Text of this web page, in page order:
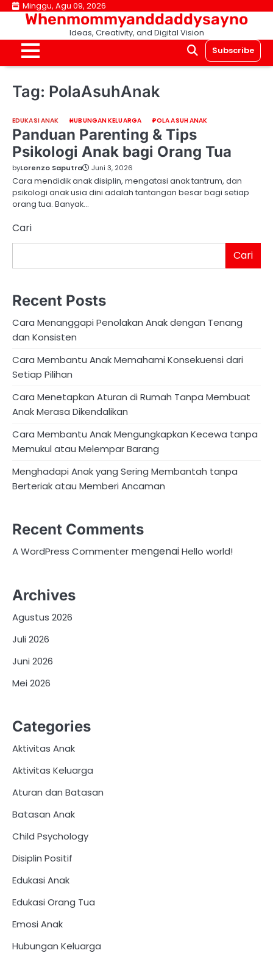
Skip Minggu, Agu 09, 2026
Whenmommyanddaddysayno
Ideas, Creativity, and Digital Vision
Subscribe
Tag: PolaAsuhAnak
EDUKASI ANAK HUBUNGAN KELUARGA POLA ASUH ANAK
Panduan Parenting & Tips
Psikologi Anak bagi Orang Tua
byLorenzo Saputra Juni 3, 2026
Cara mendidik anak disiplin, mengatasi anak tantrum, dan
psikologi anak usia dini adalah tantangan besar bagi setiap
orang tua. Banyak…
Cari
Cari
Recent Posts
Cara Menanggapi Penolakan Anak dengan Tenang
dan Konsisten
Cara Membantu Anak Memahami Konsekuensi dari
Setiap Pilihan
Cara Menetapkan Aturan di Rumah Tanpa Membuat
Anak Merasa Dikendalikan
Cara Membantu Anak Mengungkapkan Kecewa tanpa
Memukul atau Melempar Barang
Menghadapi Anak yang Sering Membantah tanpa
Berteriak atau Memberi Ancaman
Recent Comments
A WordPress Commenter mengenaiHello world!
Archives
Agustus 2026
Juli 2026
Juni 2026
Mei 2026
Categories
Aktivitas Anak
Aktivitas Keluarga
Aturan dan Batasan
Batasan Anak
Child Psychology
Disiplin Positif
Edukasi Anak
Edukasi Orang Tua
Emosi Anak
Hubungan Keluarga